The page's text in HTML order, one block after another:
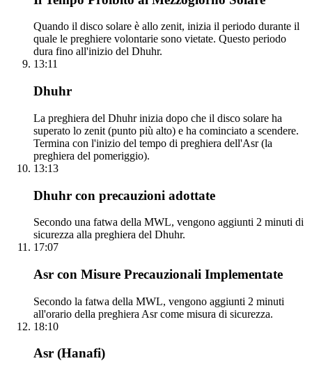
Quando il disco solare è allo zenit, inizia il periodo durante il
quale le preghiere volontarie sono vietate. Questo periodo
dura fino all'inizio del Dhuhr.
13:11
Dhuhr
La preghiera del Dhuhr inizia dopo che il disco solare ha
superato lo zenit (punto più alto) e ha cominciato a scendere.
Termina con l'inizio del tempo di preghiera dell'Asr (la
preghiera del pomeriggio).
13:13
Dhuhr con precauzioni adottate
Secondo una fatwa della MWL, vengono aggiunti 2 minuti di
sicurezza alla preghiera del Dhuhr.
17:07
Asr con Misure Precauzionali Implementate
Secondo la fatwa della MWL, vengono aggiunti 2 minuti
all'orario della preghiera Asr come misura di sicurezza.
18:10
Asr (Hanafi)